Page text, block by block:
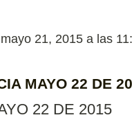
21, 2015 a las
MAYO 22 DE
22 DE 2015